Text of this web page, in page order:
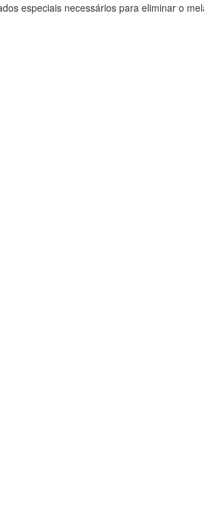
especiais necessários para eliminar o